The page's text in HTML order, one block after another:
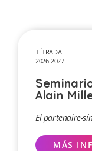
TÉTRADA
2026-2027
Alain
El partenaire-
MÁS